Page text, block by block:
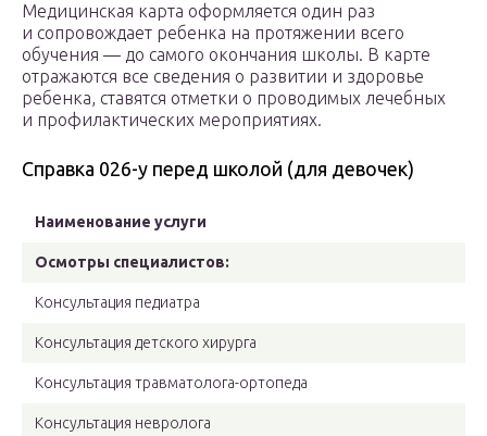
Медицинская карта оформляется один раз
и сопровождает ребенка на протяжении всего
обучения — до самого окончания школы. В карте
отражаются все сведения о развитии и здоровье
ребенка, ставятся отметки о проводимых лечебных
и профилактических мероприятиях.
Справка 026-у перед школой (для девочек)
Наименование услуги
Осмотры специалистов:
Консультация педиатра
Консультация детского хирурга
Консультация травматолога-ортопеда
Консультация невролога